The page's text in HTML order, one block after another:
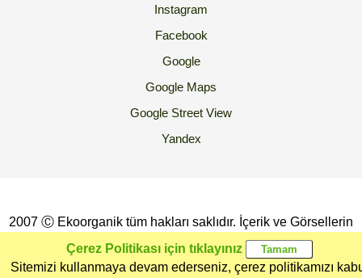
Instagram
Facebook
Google
Google Maps
Google Street View
Yandex
Çerez Politikası için tıklayınız
Sitemizi kullanmaya devam ederseniz, çerez politikamızı
2007 Ⓒ Ekoorganik tüm hakları saklıdır. İçerik ve Görsellerin
İzinsiz Kopyalanması yada Kullanılması Yasaktır.